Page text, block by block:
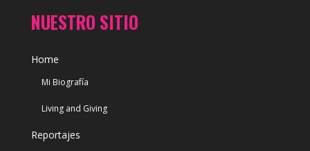
NUESTRO SITIO
Home
Mi Biografía
Living and Giving
Reportajes